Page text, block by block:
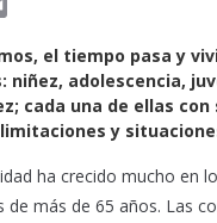
a
l
el tiempo pasa y
niñez, adolescencia,
cada una de ellas con
y
ha crecido mucho en
de más de 65 años. Las